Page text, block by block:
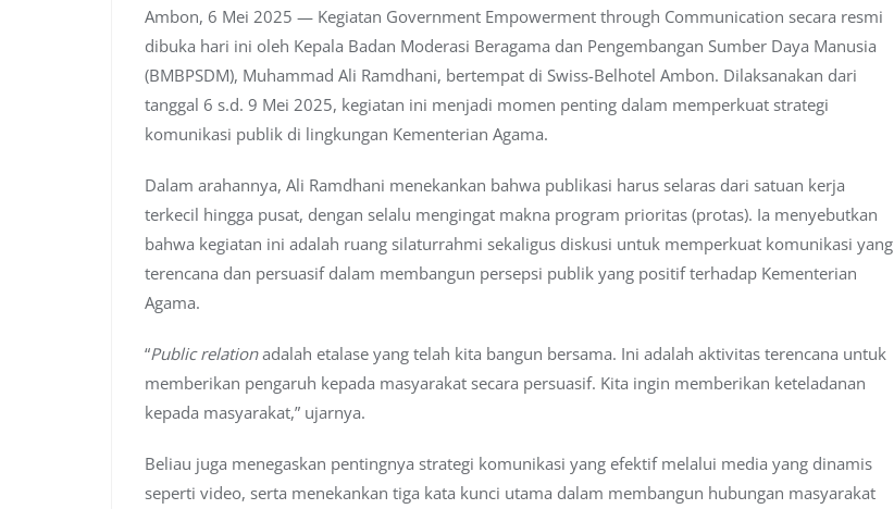
Ambon, 6 Mei 2025 — Kegiatan Government Empowerment through Communication secara resmi
dibuka hari ini oleh Kepala Badan Moderasi Beragama dan Pengembangan Sumber Daya Manusia
(BMBPSDM), Muhammad Ali Ramdhani, bertempat di Swiss-Belhotel Ambon. Dilaksanakan dari
tanggal 6 s.d. 9 Mei 2025, kegiatan ini menjadi momen penting dalam memperkuat strategi
komunikasi publik di lingkungan Kementerian Agama.
Dalam arahannya, Ali Ramdhani menekankan bahwa publikasi harus selaras dari satuan kerja
terkecil hingga pusat, dengan selalu mengingat makna program prioritas (protas). Ia menyebutkan
bahwa kegiatan ini adalah ruang silaturrahmi sekaligus diskusi untuk memperkuat komunikasi yang
terencana dan persuasif dalam membangun persepsi publik yang positif terhadap Kementerian
Agama.
“Public relationadalah etalase yang telah kita bangun bersama. Ini adalah aktivitas terencana untuk
memberikan pengaruh kepada masyarakat secara persuasif. Kita ingin memberikan keteladanan
kepada masyarakat,” ujarnya.
Beliau juga menegaskan pentingnya strategi komunikasi yang efektif melalui media yang dinamis
seperti video, serta menekankan tiga kata kunci utama dalam membangun hubungan masyarakat